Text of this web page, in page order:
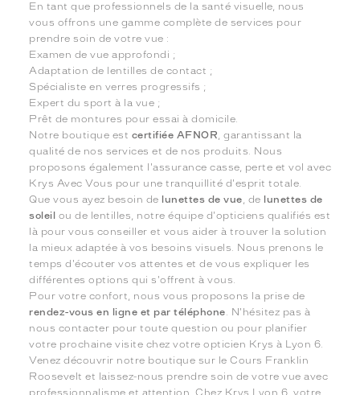
En tant que professionnels de la santé visuelle, nous
vous offrons une gamme complète de services pour
prendre soin de votre vue :
Examen de vue approfondi ;
Adaptation de lentilles de contact ;
Spécialiste en verres progressifs ;
Expert du sport à la vue ;
Prêt de montures pour essai à domicile.
Notre boutique est certifiée AFNOR, garantissant la
qualité de nos services et de nos produits. Nous
proposons également l'assurance casse, perte et vol avec
Krys Avec Vous pour une tranquillité d'esprit totale.
Que vous ayez besoin de lunettes de vue, de lunettes de
soleil ou de lentilles, notre équipe d'opticiens qualifiés est
là pour vous conseiller et vous aider à trouver la solution
la mieux adaptée à vos besoins visuels. Nous prenons le
temps d'écouter vos attentes et de vous expliquer les
différentes options qui s'offrent à vous.
Pour votre confort, nous vous proposons la prise de
rendez-vous en ligne et par téléphone. N'hésitez pas à
nous contacter pour toute question ou pour planifier
votre prochaine visite chez votre opticien Krys à Lyon 6.
Venez découvrir notre boutique sur le Cours Franklin
Roosevelt et laissez-nous prendre soin de votre vue avec
professionnalisme et attention. Chez Krys Lyon 6, votre